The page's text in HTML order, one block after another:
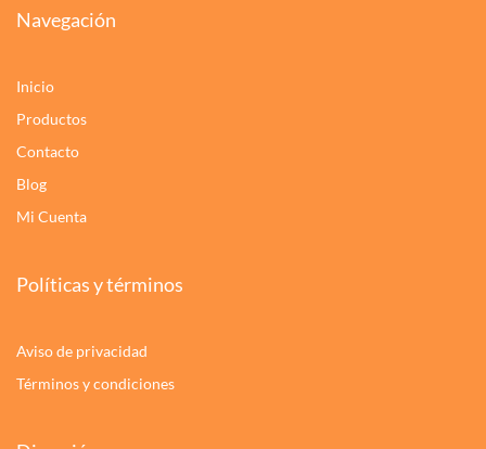
Navegación
Inicio
Productos
Contacto
Blog
Mi Cuenta
Políticas y términos
Aviso de privacidad
Términos y condiciones